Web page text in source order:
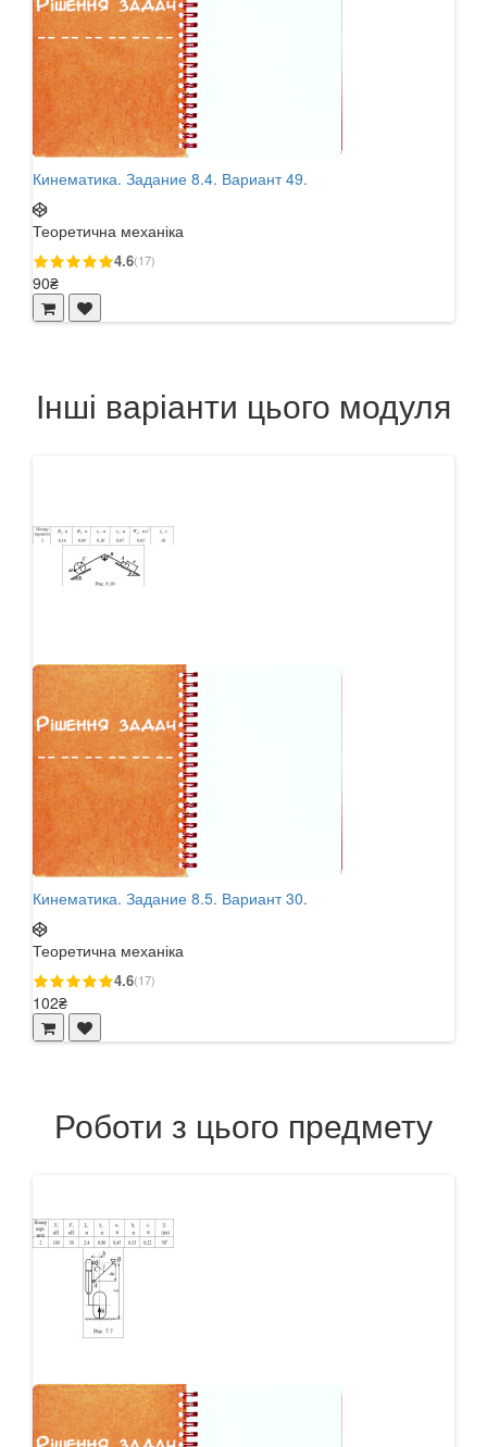
Кинематика. Задание 8.4. Вариант 49.
Теоретична механіка
4.6(17)
90₴
Інші варіанти цього модуля
Кинематика. Задание 8.5. Вариант 30.
Теоретична механіка
4.6(17)
102₴
Роботи з цього предмету